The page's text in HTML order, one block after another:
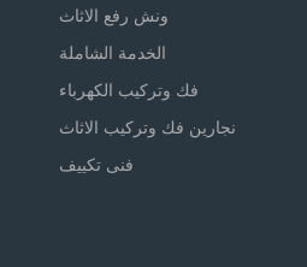
ونش رفع الاثاث
الخدمة الشاملة
فك وتركيب الكهرباء
نجارين فك وتركيب الاثاث
فنى تكييف